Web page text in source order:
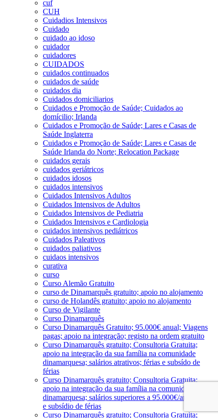
cuf
CUH
Cuidadios Intensivos
Cuidado
cuidado ao idoso
cuidador
cuidadores
CUIDADOS
cuidados continuados
cuidados de saúde
cuidados dia
Cuidados domiciliarios
Cuidados e Promoção de Saúde; Cuidados ao
domícilio; Irlanda
Cuidados e Promoção de Saúde; Lares e Casas de
Saúde Inglaterra
Cuidados e Promoção de Saúde; Lares e Casas de
Saúde Irlanda do Norte; Relocation Package
cuidados gerais
cuidados geriátricos
cuidados idosos
cuidados intensivos
Cuidados Intensivos Adultos
Cuidados Intensivos de Adultos
Cuidados Intensivos de Pediatria
Cuidados Intensivos e Cardiologia
cuidados intensivos pediátricos
Cuidados Paleativos
cuidados paliativos
cuidaos intensivos
curativa
curso
Curso Alemão Gratuito
curso de Dinamarquês gratuito; apoio no alojamento
curso de Holandês gratuito; apoio no alojamento
Curso de Vigilante
Curso Dinamarquês
Curso Dinamarquês Gratuito; 95.000€ anual; Viagens
pagas; apoio na integração; registo na ordem gratuito
Curso Dinamarquês gratuito; Consultoria Gratuita;
apoio na integração da sua família na comunidade
dinamarquesa; salários atrativos; férias e subsído de
férias
Curso Dinamarquês gratuito; Consultoria Gratuita;
apoio na integração da sua família na comunidade
dinamarquesa; salários superiores a 95.000€/ano; férias
e subsídio de férias
Curso Dinamarquês gratuito; Consultoria Gratuita;